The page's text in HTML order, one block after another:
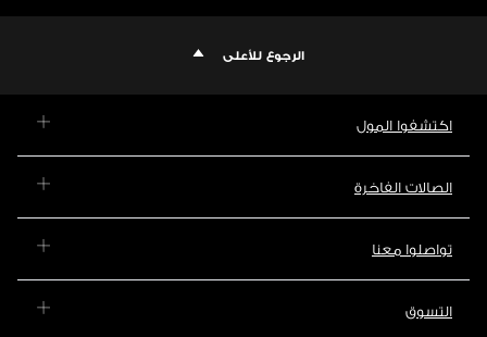
الرجوع للأعلى
اكتشفوا المول
الصالات الفاخرة
تواصلوا معنا
التسوق